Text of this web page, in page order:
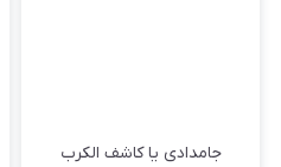
جامدادی یا کاشف الکرب